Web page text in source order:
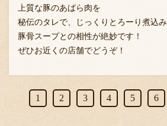
上質な豚のあばら肉を
秘伝のタレで、じっくりとろーり煮込み
豚骨スープとの相性が絶妙です！
ぜひお近くの店舗でどうぞ！
1 2 3 4 5 6